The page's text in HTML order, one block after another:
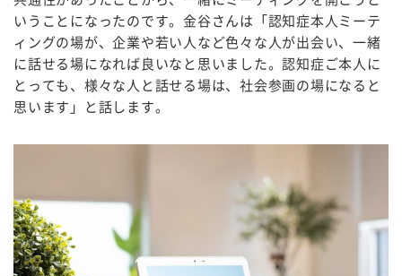
いうことになったのです。金谷さんは「認知症本人ミーテ
ィングの場が、企業や若い人など色々な人が出会い、一緒
に話せる場になれば良いなと思いました。認知症ご本人に
とっても、様々な人と話せる場は、社会参画の場になると
思います」と話します。